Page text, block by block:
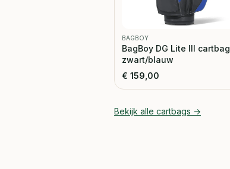
BAGBOY
BagBoy DG Lite III cartbag
zwart/blauw
€ 159,00
Bekijk alle cartbags →